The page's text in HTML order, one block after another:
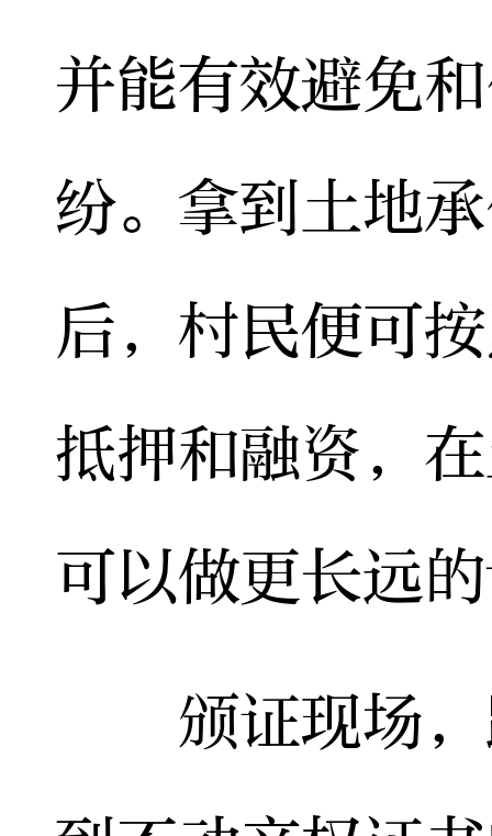
并能有效避免
纷。拿到土地
后，村民便可
抵押和融资，
可以做更长远
颁证现场，